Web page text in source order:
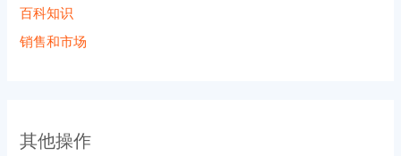
百科知识
销售和市场
其他操作